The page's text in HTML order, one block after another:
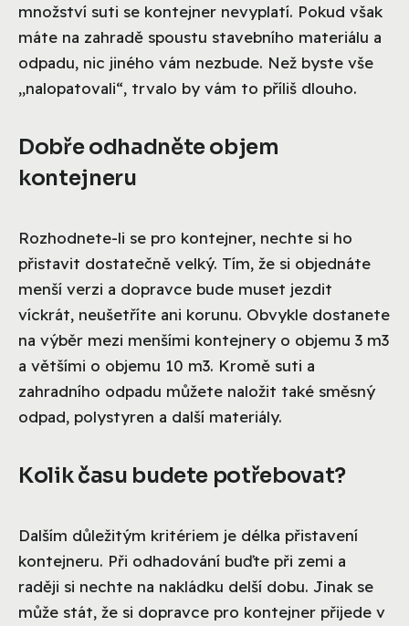
množství suti se kontejner nevyplatí. Pokud však
máte na zahradě spoustu stavebního materiálu a
odpadu, nic jiného vám nezbude. Než byste vše
„nalopatovali“, trvalo by vám to příliš dlouho.
Dobře odhadněte objem
kontejneru
Rozhodnete-li se pro kontejner, nechte si ho
přistavit dostatečně velký. Tím, že si objednáte
menší verzi a dopravce bude muset jezdit
víckrát, neušetříte ani korunu. Obvykle dostanete
na výběr mezi menšími kontejnery o objemu 3 m3
a většími o objemu 10 m3. Kromě suti a
zahradního odpadu můžete naložit také směsný
odpad, polystyren a další materiály.
Kolik času budete potřebovat?
Dalším důležitým kritériem je délka přistavení
kontejneru. Při odhadování buďte při zemi a
raději si nechte na nakládku delší dobu. Jinak se
může stát, že si dopravce pro kontejner přijede v